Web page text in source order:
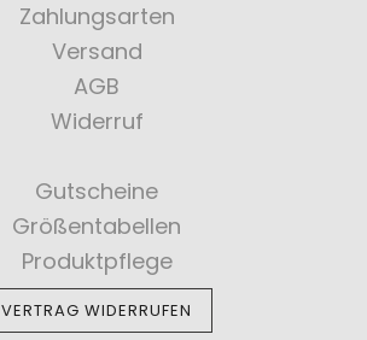
Zahlungsarten
Versand
AGB
Widerruf
Gutscheine
Größentabellen
Produktpflege
VERTRAG WIDERRUFEN